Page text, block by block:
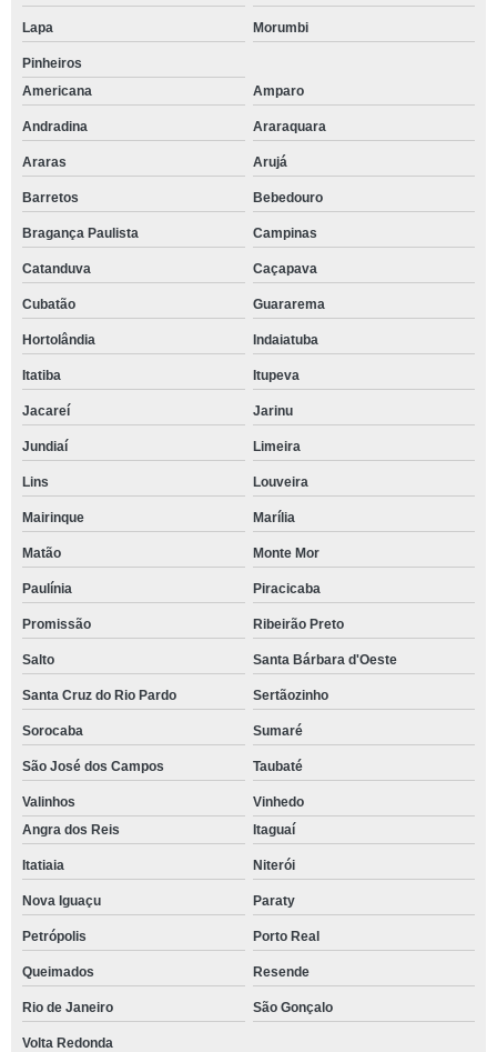
Lapa Morumbi
Pinheiros
Americana
Amparo
Andradina Araraquara
Araras Arujá
Barretos Bebedouro
Bragança Paulista Campinas
Catanduva Caçapava
Cubatão Guararema
Hortolândia Indaiatuba
Itatiba Itupeva
Jacareí Jarinu
Jundiaí Limeira
Lins Louveira
Mairinque Marília
Matão Monte Mor
Paulínia Piracicaba
Promissão Ribeirão Preto
Salto Santa Bárbara d'Oeste
Santa Cruz do Rio Pardo Sertãozinho
Sorocaba Sumaré
São José dos Campos Taubaté
Valinhos
Vinhedo
Angra dos Reis
Itaguaí
Itatiaia Niterói
Nova Iguaçu Paraty
Petrópolis Porto Real
Queimados Resende
Rio de Janeiro São Gonçalo
Volta Redonda